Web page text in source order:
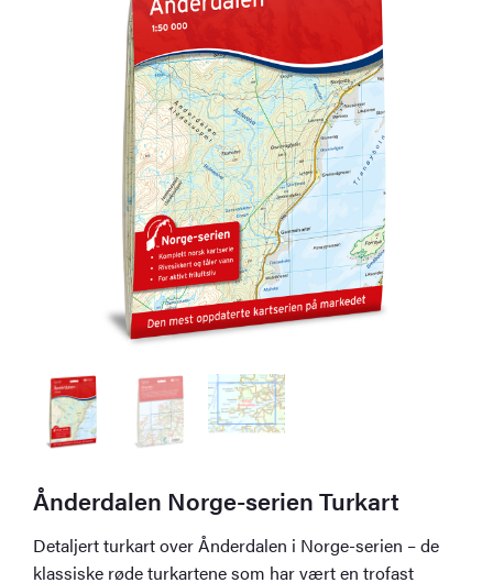
Ånderdalen Norge-serien Turkart
Detaljert turkart over Ånderdalen i Norge-serien – de
klassiske røde turkartene som har vært en trofast